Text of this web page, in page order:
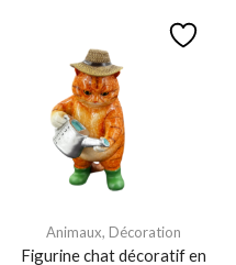
Animaux, Décoration
Figurine chat décoratif en